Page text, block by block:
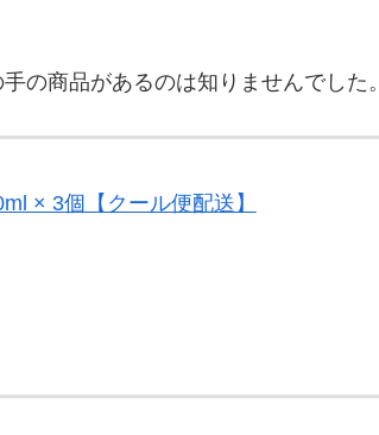
の商品があるのは知りませんでした。
× 3個【クール便配送】